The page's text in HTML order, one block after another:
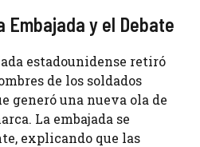
Embajada y el Debate
estadounidense retiró
de los soldados
generó una nueva ola de
La embajada se
explicando que las